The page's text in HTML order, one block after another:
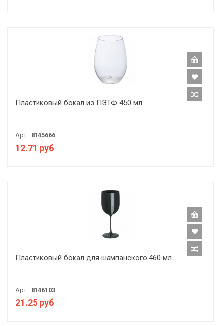
Пластиковый бокал из ПЭТФ 450 мл...
Арт.: 8145666
12.71 руб
Пластиковый бокал для шампанского 460 мл...
Арт.: 8146103
21.25 руб